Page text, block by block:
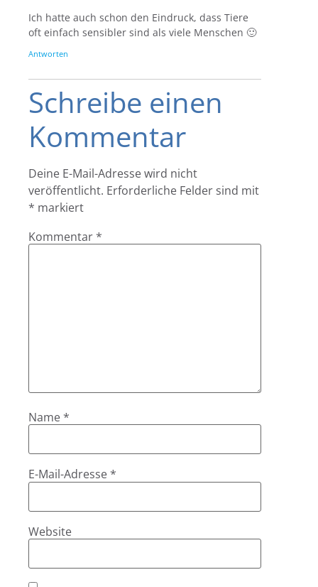
Ich hatte auch schon den Eindruck, dass Tiere
oft einfach sensibler sind als viele Menschen 🙂
Antworten
Schreibe einen
Kommentar
Deine E-Mail-Adresse wird nicht
veröffentlicht. Erforderliche Felder sind mit
* markiert
Kommentar *
Name *
E-Mail-Adresse *
Website